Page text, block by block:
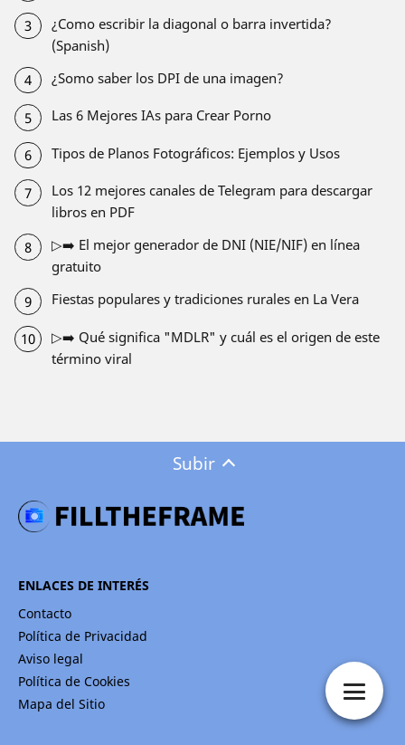
¿Como escribir la diagonal o barra invertida?
(Spanish)
¿Somo saber los DPI de una imagen?
Las 6 Mejores IAs para Crear Porno
Tipos de Planos Fotográficos: Ejemplos y Usos
Los 12 mejores canales de Telegram para descargar
libros en PDF
▷➡️ El mejor generador de DNI (NIE/NIF) en línea
gratuito
Fiestas populares y tradiciones rurales en La Vera
▷➡️ Qué significa "MDLR" y cuál es el origen de este
término viral
Subir
ENLACES DE INTERÉS
Contacto
Política de Privacidad
Aviso legal
Política de Cookies
Mapa del Sitio